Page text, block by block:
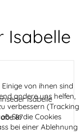
Isabelle
Isabelle
87
von ihnen sind
andere uns helfen,
verbessern (Tracking
Sie die Cookies
bei einer Ablehnung